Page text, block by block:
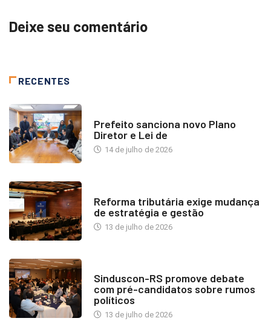
Deixe seu comentário
RECENTES
Prefeito sanciona novo Plano
Diretor e Lei de
14 de julho de 2026
Reforma tributária exige mudança
de estratégia e gestão
13 de julho de 2026
Sinduscon-RS promove debate
com pré-candidatos sobre rumos
políticos
13 de julho de 2026